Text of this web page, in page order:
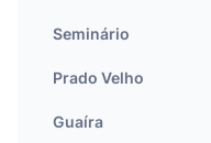
Seminário
Prado Velho
Guaíra